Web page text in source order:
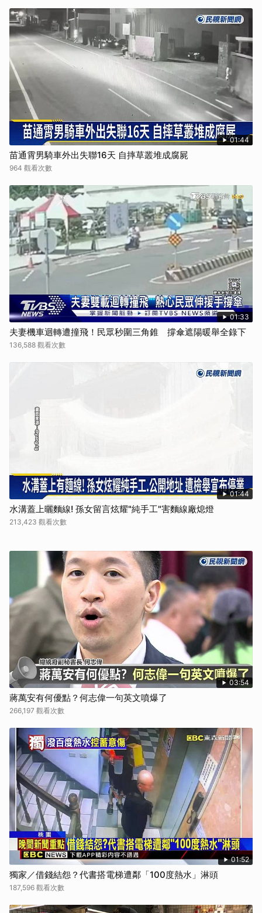
01:44
苗通霄男騎車外出失聯16天 自摔草叢堆成腐屍
964 觀看次數
01:33
夫妻機車迴轉遭撞飛！民眾秒圍三角錐 撐傘遮陽暖舉全錄下
136,588 觀看次數
01:44
水溝蓋上曬麵線! 孫女留言炫耀"純手工"害麵線廠熄燈
213,423 觀看次數
03:54
蔣萬安有何優點？何志偉一句英文噴爆了
266,197 觀看次數
01:52
獨家／借錢結怨？代書搭電梯遭鄰「100度熱水」淋頭
187,596 觀看次數